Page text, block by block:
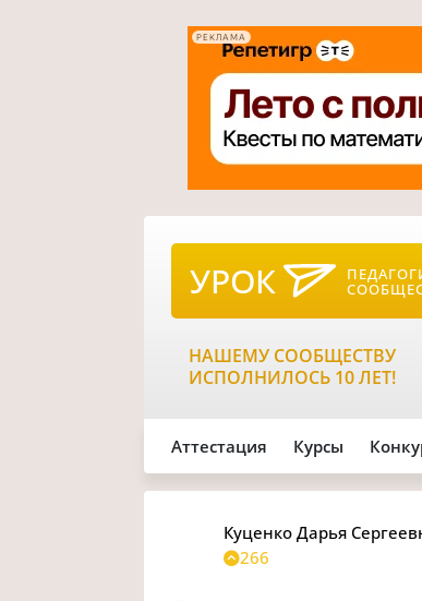
РЕКЛАМА
УРОК
НАШЕМУ СООБЩЕСТВУ
ИСПОЛНИЛОСЬ 10 ЛЕТ!
Аттестация Курсы
Куценко Дарья
266